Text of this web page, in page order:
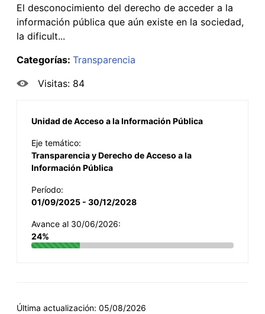
El desconocimiento del derecho de acceder a la
información pública que aún existe en la sociedad,
la dificult...
Categorías: Transparencia
Visitas: 84
Unidad de Acceso a la Información Pública
Eje temático:
Transparencia y Derecho de Acceso a la
Información Pública
Período:
01/09/2025 - 30/12/2028
Avance al 30/06/2026:
24%
Última actualización: 05/08/2026